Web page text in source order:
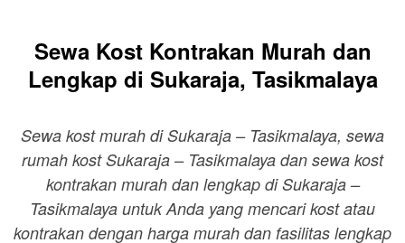
Sewa Kost Kontrakan Murah dan
Lengkap di Sukaraja, Tasikmalaya
Sewa kost murah di Sukaraja – Tasikmalaya, sewa
rumah kost Sukaraja – Tasikmalaya dan sewa kost
kontrakan murah dan lengkap di Sukaraja –
Tasikmalaya untuk Anda yang mencari kost atau
kontrakan dengan harga murah dan fasilitas lengkap